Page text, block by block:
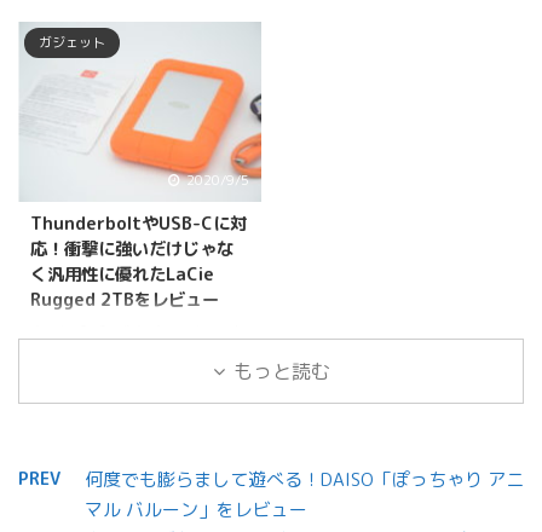
集大成といっても過言で
はないスペックに仕上が
っているものです。 現
在、私はエントリーモデ
ルであるNikonD5000を
使用しているのです
が、、、、 この度、
Nikon Z9を予約すること
になりました！ う ...
は！うめパパ
（Twitter,Facebook）で
す。 パソコンやスマート
フォンなど様々なデバイ
スを長年使用し続けてい
るとファイル容量がいっ
ぱいになってしまう事は
良くある事です。 スマー
トフォンで写真や動画を
撮影される方にとっては
尚更の事ではないでしょ
うか。 私は当ブログに掲
載する写真や家族の写
真、動画などを撮影する
に容量がない事は死活問
題です。 息子、娘が大き
増えましたよね。 ただ動
画を撮影した映像を配信
様々なカメラアングルや
パソコンの画面と配信者
ガジェット
2020/9/5
ThunderboltやUSB-Cに対
応！衝撃に強いだけじゃな
く汎用性に優れたLaCie
Rugged 2TBをレビュー
うめパパ どうもこんにち
でもお馴染みLACIEの
Ruggedポータブルハー
もっと読む
PREV
何度でも膨らまして遊べる！DAISO「ぽっちゃり アニ
マル バルーン」をレビュー